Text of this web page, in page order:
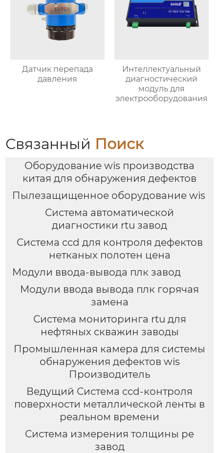
Датчик перепада
давления
Интеллектуальный
диагностический
модуль для
электрооборудования
Связанный Поиск
Оборудование wis производства
китая для обнаружения дефектов
Пылезащищенное оборудование wis
Система автоматической
диагностики rtu завод
Система ccd для контроля дефектов
нетканых полотен цена
Модули ввода-вывода плк завод
Модули ввода вывода плк горячая
замена
Система мониторинга rtu для
нефтяных скважин заводы
Промышленная камера для системы
обнаружения дефектов wis
Производитель
Ведущий Система ccd-контроля
поверхности металлической ленты в
реальном времени
Система измерения толщины pe
завод